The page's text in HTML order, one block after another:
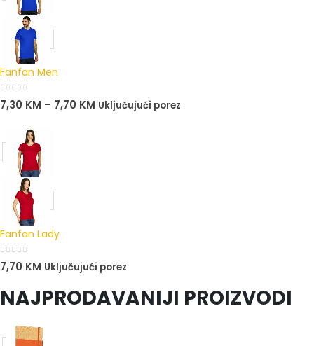
Fanfan Men
0out of 5
7,30 KM – 7,70 KM Uključujući porez
Fanfan Lady
0out of 5
7,70 KM Uključujući porez
NAJPRODAVANIJI PROIZVODI